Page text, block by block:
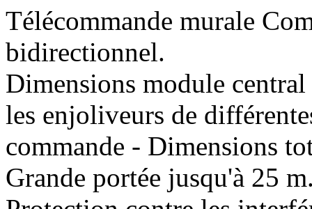
Télécommande murale
bidirectionnel.
Dimensions module
les enjoliveurs de
commande - Dimensions
Grande portée jusqu'à 25